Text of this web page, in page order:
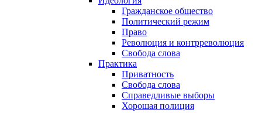
Гражданское общество
Политический режим
Право
Революция и контрреволюция
Свобода слова
Практика
Приватность
Свобода слова
Справедливые выборы
Хорошая полиция